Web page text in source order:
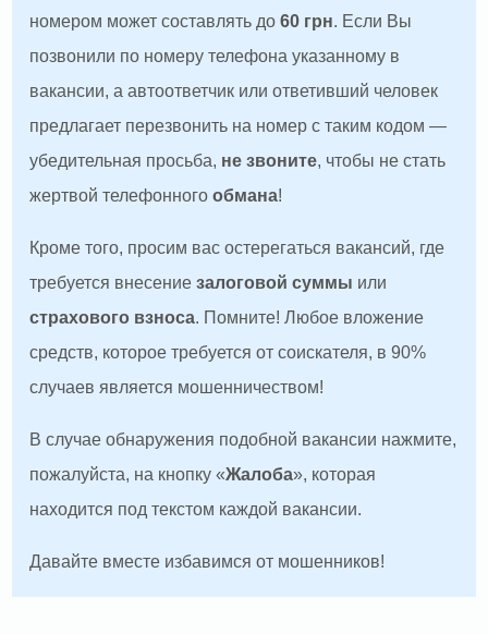
номером может составлять до60 грн. Если Вы
позвонили по номеру телефона указанному в
вакансии, а автоответчик или ответивший человек
предлагает перезвонить на номер с таким кодом —
убедительная просьба, не звоните, чтобы не стать
жертвой телефонногообмана!
Кроме того, просим вас остерегаться вакансий, где
требуется внесениезалоговой суммы или
страхового взноса. Помните! Любое вложение
средств, которое требуется от соискателя, в 90%
случаев является мошенничеством!
В случае обнаружения подобной вакансии нажмите,
пожалуйста, на кнопку «Жалоба», которая
находится под текстом каждой вакансии.
Давайте вместе избавимся от мошенников!